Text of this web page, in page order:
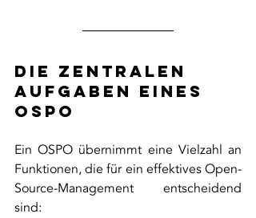
Die zentralen
Aufgaben eines
OSPO
Ein OSPO übernimmt eine Vielzahl an
Funktionen, die für ein effektives Open-
Source-Management entscheidend
sind: